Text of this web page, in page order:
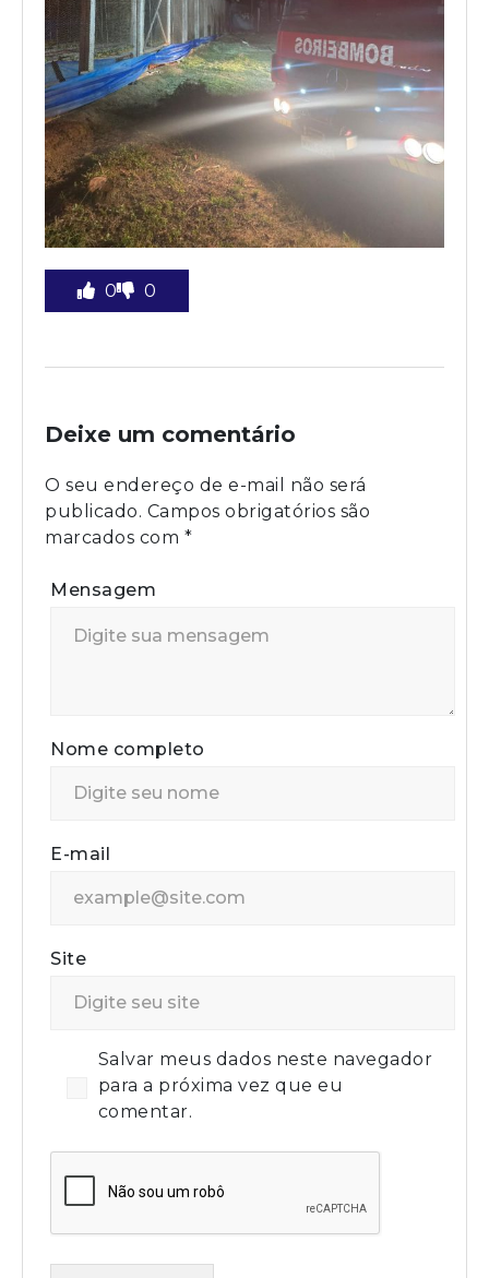
0 0
Deixe um comentário
O seu endereço de e-mail não será
publicado. Campos obrigatórios são
marcados com *
Mensagem
Nome completo
E-mail
Site
Salvar meus dados neste navegador
para a próxima vez que eu
comentar.